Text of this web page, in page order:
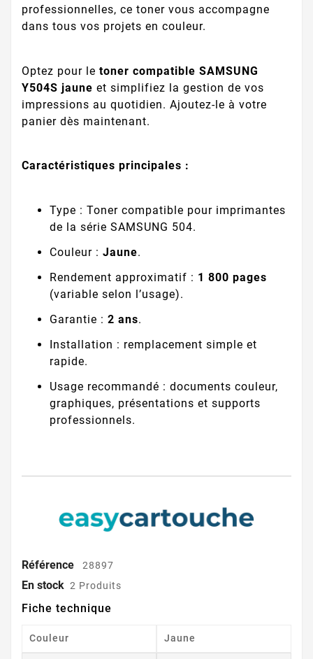
professionnelles, ce toner vous accompagne
dans tous vos projets en couleur.
Optez pour le toner compatible SAMSUNG
Y504S jaune et simplifiez la gestion de vos
impressions au quotidien. Ajoutez-le à votre
panier dès maintenant.
Caractéristiques principales :
Type : Toner compatible pour imprimantes
de la série SAMSUNG 504.
Couleur : Jaune.
Rendement approximatif : 1 800 pages
(variable selon l’usage).
Garantie : 2 ans.
Installation : remplacement simple et
rapide.
Usage recommandé : documents couleur,
graphiques, présentations et supports
professionnels.
Référence 28897
En stock 2 Produits
Fiche technique
Couleur Jaune